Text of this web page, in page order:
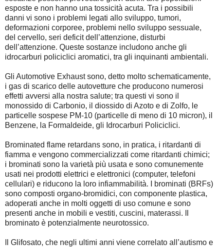
esposte e non hanno una tossicità acuta. Tra i possibili
danni vi sono i problemi legati allo sviluppo, tumori,
deformazioni corporee, problemi nello sviluppo sessuale,
del cervello, seri deficit dell’attenzione, disturbi
dell’attenzione. Queste sostanze includono anche gli
idrocarburi policiclici aromatici, tra gli inquinanti ambientali.
Gli Automotive Exhaust sono, detto molto schematicamente,
i gas di scarico delle autovetture che producono numerosi
effetti avversi alla nostra salute; tra questi vi sono il
monossido di Carbonio, il diossido di Azoto e di Zolfo, le
particelle sospese PM-10 (particelle di meno di 10 micron), il
Benzene, la Formaldeide, gli Idrocarburi Policiclici.
Brominated flame retardans sono, in pratica, i ritardanti di
fiamma e vengono commercializzati come ritardanti chimici;
i brominati sono la varietà più usata e sono comunemente
usati nei prodotti elettrici e elettronici (computer, telefoni
cellulari) e riducono la loro infiammabilità. I brominati (BRFs)
sono composti organo-bromidici, con componente plastica,
adoperati anche in molti oggetti di uso comune e sono
presenti anche in mobili e vestiti, cuscini, materassi. Il
brominato è potenzialmente neurotossico.
Il Glifosato, che negli ultimi anni viene correlato all’autismo e